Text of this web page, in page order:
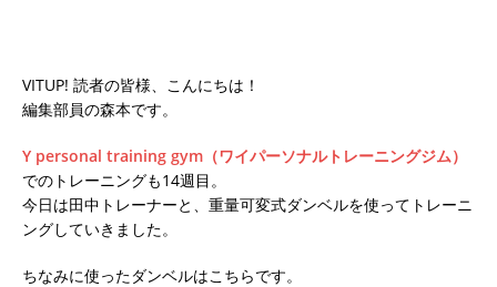
VITUP! 読者の皆様、こんにちは！
編集部員の森本です。
Y personal training gym（ワイパーソナルトレーニングジム）
でのトレーニングも14週目。
今日は田中トレーナーと、重量可変式ダンベルを使ってトレーニ
ングしていきました。
ちなみに使ったダンベルはこちらです。